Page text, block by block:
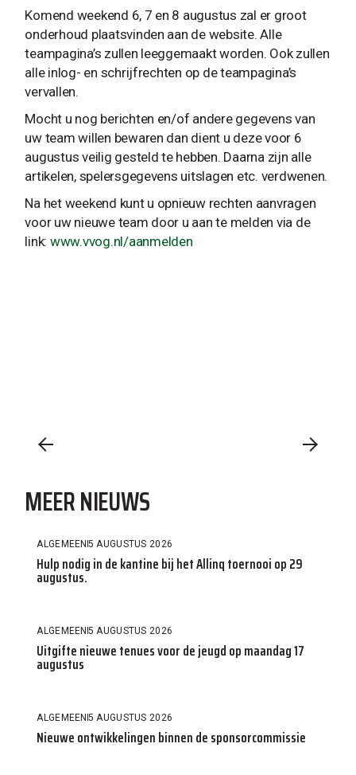
Komend weekend 6, 7 en 8 augustus zal er groot
onderhoud plaatsvinden aan de website. Alle
teampagina’s zullen leeggemaakt worden. Ook zullen
alle inlog- en schrijfrechten op de teampagina’s
vervallen.
Mocht u nog berichten en/of andere gegevens van
uw team willen bewaren dan dient u deze voor 6
augustus veilig gesteld te hebben. Daarna zijn alle
artikelen, spelersgegevens uitslagen etc. verdwenen.
Na het weekend kunt u opnieuw rechten aanvragen
voor uw nieuwe team door u aan te melden via de
link: www.vvog.nl/aanmelden
MEER NIEUWS
ALGEMEEN5 AUGUSTUS 2026
Hulp nodig in de kantine bij het Allinq toernooi op 29
augustus.
ALGEMEEN5 AUGUSTUS 2026
Uitgifte nieuwe tenues voor de jeugd op maandag 17
augustus
ALGEMEEN5 AUGUSTUS 2026
Nieuwe ontwikkelingen binnen de sponsorcommissie